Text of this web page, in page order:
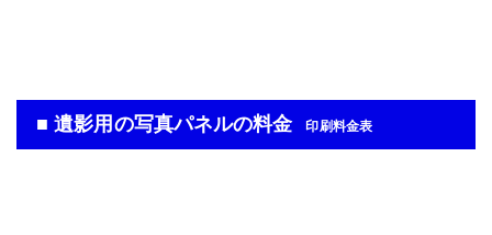
■ 遺影用の写真パネルの料金 印刷料金表